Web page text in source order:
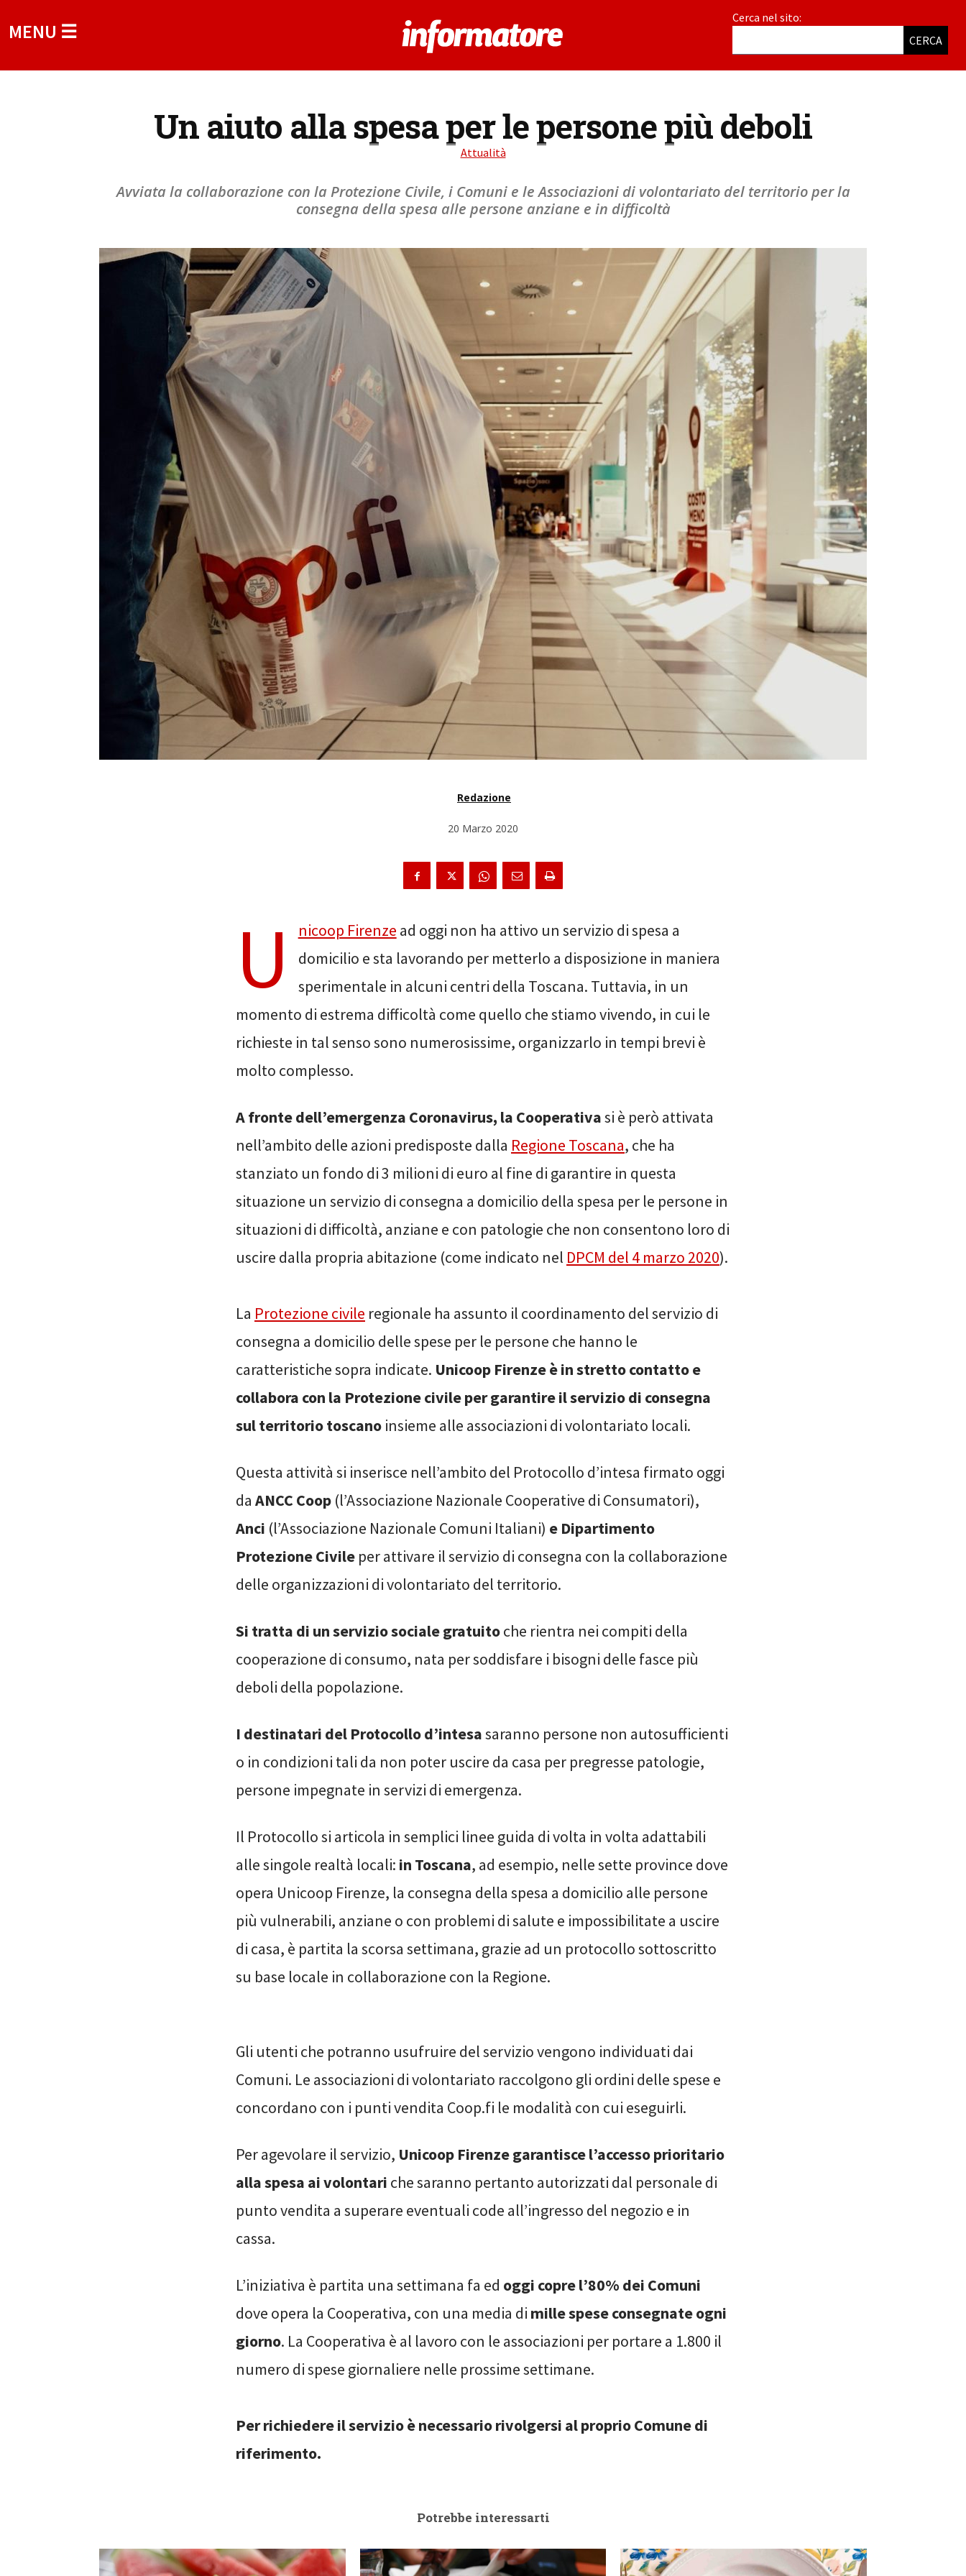
MENU ☰
Cerca nel sito:
CERCA
Un aiuto alla spesa per le persone più deboli
Attualità
Avviata la collaborazione con la Protezione Civile, i Comuni e le Associazioni di volontariato del territorio per la
consegna della spesa alle persone anziane e in difficoltà
Redazione
20 Marzo 2020
U nicoop Firenze ad oggi non ha attivo un servizio di spesa a
domicilio e sta lavorando per metterlo a disposizione in maniera
sperimentale in alcuni centri della Toscana. Tuttavia, in un
momento di estrema difficoltà come quello che stiamo vivendo, in cui le
richieste in tal senso sono numerosissime, organizzarlo in tempi brevi è
molto complesso.
A fronte dell’emergenza Coronavirus, la Cooperativasi è però attivata
nell’ambito delle azioni predisposte dalla Regione Toscana, che ha
stanziato un fondo di 3 milioni di euro al fine di garantire in questa
situazione un servizio di consegna a domicilio della spesa per le persone in
situazioni di difficoltà, anziane e con patologie che non consentono loro di
uscire dalla propria abitazione (come indicato nel DPCM del 4 marzo 2020).
La Protezione civile regionale ha assunto il coordinamento del servizio di
consegna a domicilio delle spese per le persone che hanno le
caratteristiche sopra indicate. Unicoop Firenze è in stretto contatto e
collabora con la Protezione civile per garantire il servizio di consegna
sul territorio toscano insieme alle associazioni di volontariato locali.
Questa attività si inserisce nell’ambito del Protocollo d’intesa firmato oggi
da ANCC Coop (l’Associazione Nazionale Cooperative di Consumatori),
Anci (l’Associazione Nazionale Comuni Italiani) e Dipartimento
Protezione Civile per attivare il servizio di consegna con la collaborazione
delle organizzazioni di volontariato del territorio.
Si tratta di un servizio sociale gratuitoche rientra nei compiti della
cooperazione di consumo, nata per soddisfare i bisogni delle fasce più
deboli della popolazione.
I destinatari del Protocollo d’intesasaranno persone non autosufficienti
o in condizioni tali da non poter uscire da casa per pregresse patologie,
persone impegnate in servizi di emergenza.
Il Protocollo si articola in semplici linee guida di volta in volta adattabili
alle singole realtà locali: in Toscana, ad esempio, nelle sette province dove
opera Unicoop Firenze, la consegna della spesa a domicilio alle persone
più vulnerabili, anziane o con problemi di salute e impossibilitate a uscire
di casa, è partita la scorsa settimana, grazie ad un protocollo sottoscritto
su base locale in collaborazione con la Regione.
Gli utenti che potranno usufruire del servizio vengono individuati dai
Comuni. Le associazioni di volontariato raccolgono gli ordini delle spese e
concordano con i punti vendita Coop.fi le modalità con cui eseguirli.
Per agevolare il servizio, Unicoop Firenze garantisce l’accesso prioritario
alla spesa ai volontari che saranno pertanto autorizzati dal personale di
punto vendita a superare eventuali code all’ingresso del negozio e in
cassa.
L’iniziativa è partita una settimana fa ed oggi copre l’80% dei Comuni
dove opera la Cooperativa, con una media di mille spese consegnate ogni
giorno. La Cooperativa è al lavoro con le associazioni per portare a 1.800 il
numero di spese giornaliere nelle prossime settimane.
Per richiedere il servizio è necessario rivolgersi al proprio Comune di
riferimento.
Potrebbe interessarti